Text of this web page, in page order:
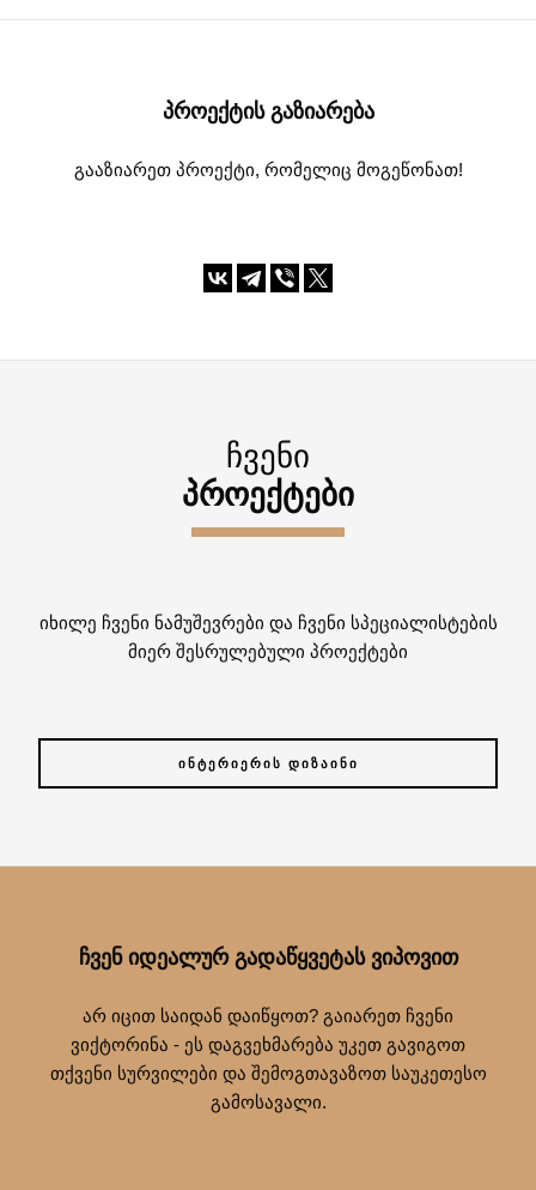
ᲞᲠᲝᲔᲥᲢᲘᲡ ᲒᲐᲖᲘᲐᲠᲔᲑᲐ
გააზიარეთ პროექტი, რომელიც მოგეწონათ!
ᲩᲕᲔᲜᲘ
ᲞᲠᲝᲔᲥᲢᲔᲑᲘ
იხილე ჩვენი ნამუშევრები და ჩვენი სპეციალისტების
მიერ შესრულებული პროექტები
ᲘᲜᲢᲔᲠᲘᲔᲠᲘᲡ ᲓᲘᲖᲐᲘᲜᲘ
ᲩᲕᲔᲜ ᲘᲓᲔᲐᲚᲣᲠ ᲒᲐᲓᲐᲬᲧᲕᲔᲢᲐᲡ ᲕᲘᲞᲝᲕᲘᲗ
არ იცით საიდან დაიწყოთ? გაიარეთ ჩვენი
ვიქტორინა - ეს დაგვეხმარება უკეთ გავიგოთ
თქვენი სურვილები და შემოგთავაზოთ საუკეთესო
გამოსავალი.